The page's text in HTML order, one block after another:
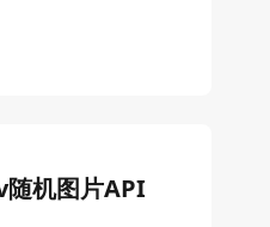
机图片API